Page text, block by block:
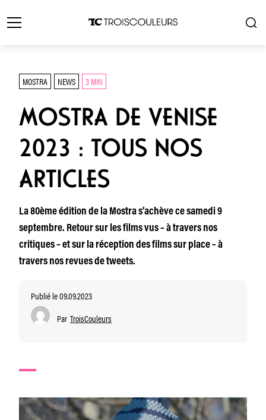
MOSTRA NEWS 3 MIN
MOSTRA DE VENISE
2023 : TOUS NOS
ARTICLES
La 80ème édition de la Mostra s’achève ce samedi 9
septembre. Retour sur les films vus – à travers nos
critiques – et sur la réception des films sur place – à
travers nos revues de tweets.
Publié le 09.09.2023
Par TroisCouleurs